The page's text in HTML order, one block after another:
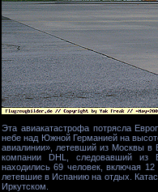
Эта авиакатастрофа потрясла
небе над Южной Германией на
авиалинии», летевший из Москвы в
компании DHL, следовавший из
находились 69 человек, включая
летевшие в Испанию на отдых.
Иркутском.